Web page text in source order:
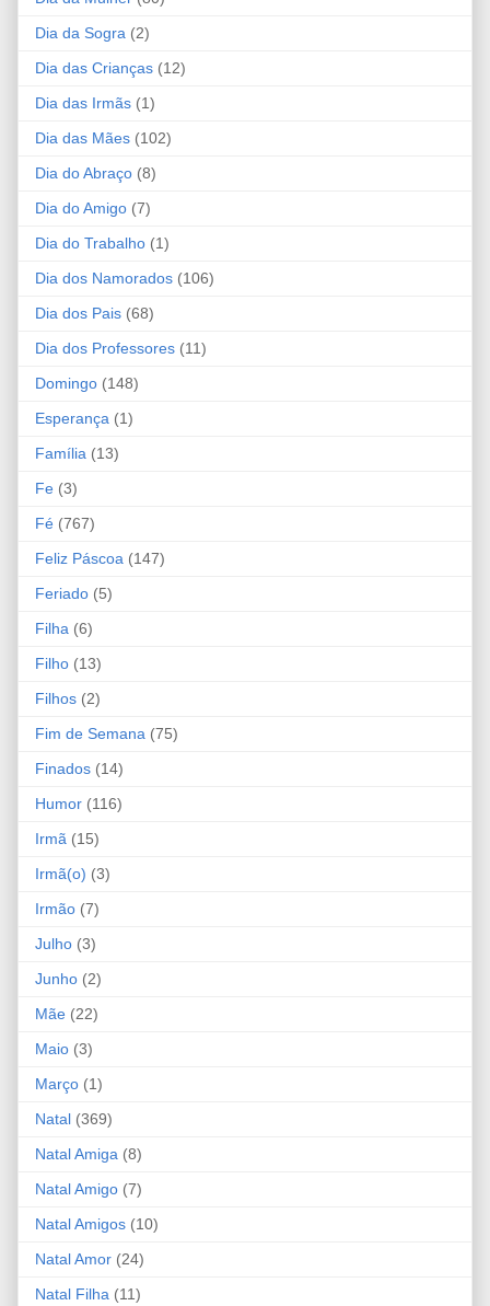
Dia da Sogra (2)
Dia das Crianças (12)
Dia das Irmãs (1)
Dia das Mães (102)
Dia do Abraço (8)
Dia do Amigo (7)
Dia do Trabalho (1)
Dia dos Namorados (106)
Dia dos Pais (68)
Dia dos Professores (11)
Domingo (148)
Esperança (1)
Família (13)
Fe (3)
Fé (767)
Feliz Páscoa (147)
Feriado (5)
Filha (6)
Filho (13)
Filhos (2)
Fim de Semana (75)
Finados (14)
Humor (116)
Irmã (15)
Irmã(o) (3)
Irmão (7)
Julho (3)
Junho (2)
Mãe (22)
Maio (3)
Março (1)
Natal (369)
Natal Amiga (8)
Natal Amigo (7)
Natal Amigos (10)
Natal Amor (24)
Natal Filha (11)